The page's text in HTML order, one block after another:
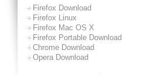
Firefox Download
Firefox Linux
Firefox Mac OS X
Firefox Portable Download
Chrome Download
Opera Download